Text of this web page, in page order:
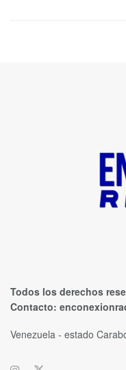
Todos los derechos
Contacto:
Venezuela - estado